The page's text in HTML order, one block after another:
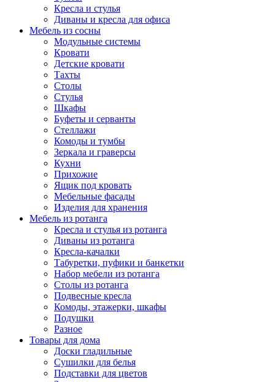
Кресла и стулья
Диваны и кресла для офиса
Мебель из сосны
Модульные системы
Кровати
Детские кровати
Тахты
Столы
Стулья
Шкафы
Буфеты и серванты
Стеллажи
Комоды и тумбы
Зеркала и граверсы
Кухни
Прихожие
Ящик под кровать
Мебельные фасады
Изделия для хранения
Мебель из ротанга
Кресла и стулья из ротанга
Диваны из ротанга
Кресла-качалки
Табуретки, пуфики и банкетки
Набор мебели из ротанга
Столы из ротанга
Подвесные кресла
Комоды, этажерки, шкафы
Подушки
Разное
Товары для дома
Доски гладильные
Сушилки для белья
Подставки для цветов